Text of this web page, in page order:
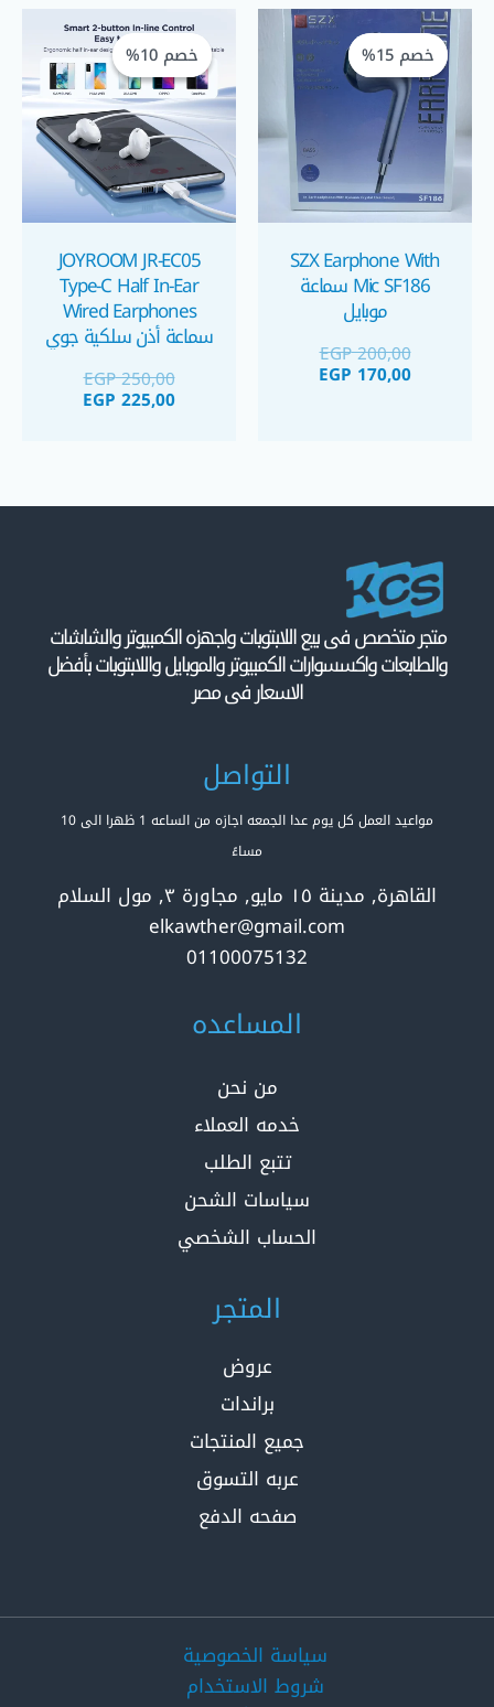
خصم 15%
خصم 15%
SZX Earphone With
Mic SF186 سماعة
موبايل
EGP200,00
السعر
الأصلي
هو:
EGP 200,00.
EGP 170,00
السعر
الحالي
هو:
EGP 170,00.
خصم 10%
خصم 10%
JOYROOM JR-EC05
Type-C Half In-Ear
Wired Earphones
سماعة أذن سلكية جوي
EGP250,00
السعر
الأصلي
هو:
250,00.
EGP 225,00
السعر
الحالي
هو:
225,00.
متجر متخصص فى بيع اللابتوبات واجهزه الكمبيوتر والشاشات
والطابعات واكسسوارات الكمبيوتر والموبايل واللابتوبات بأفضل
الاسعار فى مصر
التواصل
مواعيد العمل كل يوم عدا الجمعه اجازه من الساعه 1 ظهرا الى 10
مساءً
القاهرة, مدينة ١٥ مايو, مجاورة ٣, مول السلام
elkawther@gmail.com
01100075132
المساعده
من نحن
خدمه العملاء
تتبع الطلب
سياسات الشحن
الحساب الشخصي
المتجر
عروض
براندات
جميع المنتجات
عربه التسوق
صفحه الدفع
سياسة الخصوصية
شروط الاستخدام